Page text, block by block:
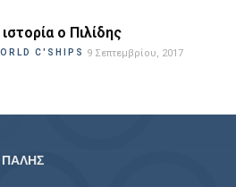
ο Πιλίδης
C'SHIPS 9 Σεπτεμβρίου, 2017